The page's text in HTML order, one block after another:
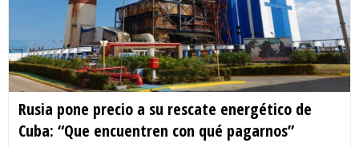
Rusia pone precio a su rescate energético de
Cuba: “Que encuentren con qué pagarnos”